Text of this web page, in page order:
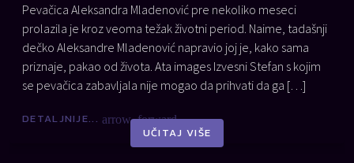
Pevačica Aleksandra Mladenović pre nekoliko meseci
prolazila je kroz veoma težak životni period. Naime, tadašnji
dečko Aleksandre Mladenović napravio joj je, kako sama
priznaje, pakao od života. Ata images Izvesni Stefan s kojim
se pevačica zabavljala nije mogao da prihvati da ga […]
DETALJNIJE...arrow_forward
UČITAJ VIŠE